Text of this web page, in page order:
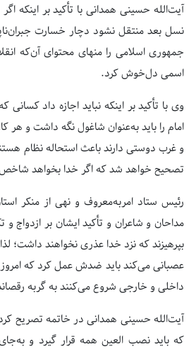
آیت‌الله حسینی همدانی با تأکید بر
نسل بعد منتقل نشود دچار خسارت
جمهوری اسلامی را منهای محتوای آن‌که
اسمی دل‌خوش کرد.
وی با تأکید بر اینکه نباید اجازه داد
امام را باید به‌عنوان شاغول نگه داشت و هر
و غرب دوستی دارند باعث استحاله نظام
تصحیح خواهد شد که اگر خدا بخواهد
رئیس ستاد امربه‌معروف و نهی از منکر
مداحان و شاعران و تأکید ایشان بر
بپرهیزند که نزد خدا عذری نخواهند داشت؛
عصبانی می‌کند باید ضدش عمل کرد که
داخلی و خارجی شروع می‌کنند به گربه
آیت‌الله حسینی همدانی در خاتمه تصریح
که باید نصب العین همه قرار گیرد و